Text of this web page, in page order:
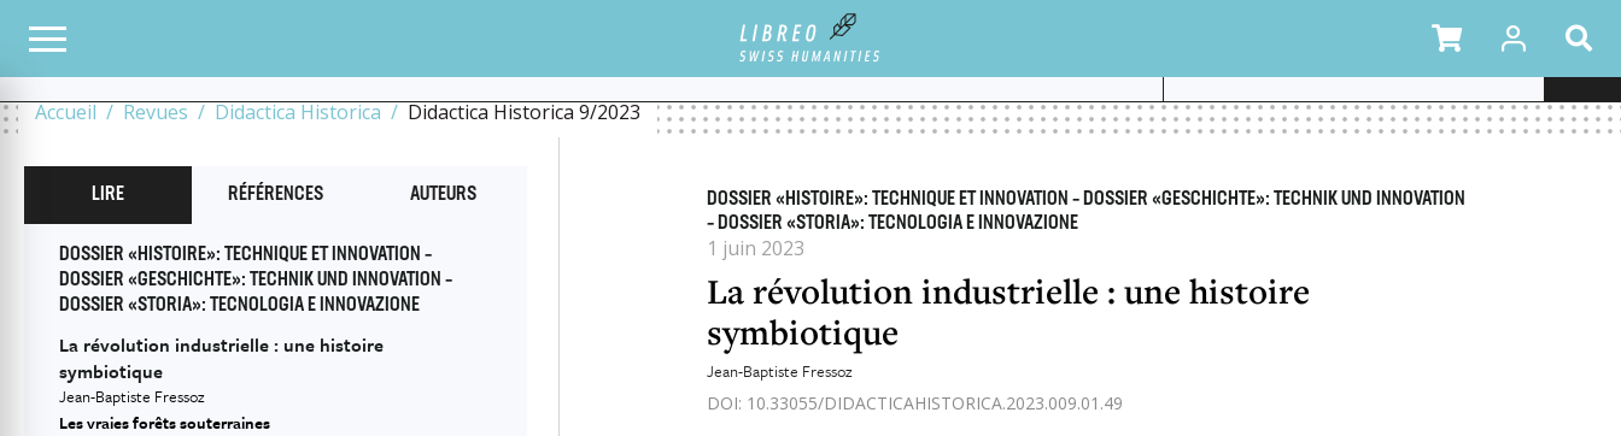
Accueil Revues Didactica Historica Didactica Historica 9/2023
TOUS LES NUMÉROS TECHNIQUE ET INNOVATION / TECHNIK UND INNOVATION / TECNOLOGIA E INNOVAZIONE
LA RÉVOLUTION INDUSTRIELLE : UNE HISTOIRE
DOSSIER «HISTOIRE»: TECHNIQUE ET INNOVATION – DOSSIER «GESCHICHTE»: TECHNIK UND INNOVATION
– DOSSIER «STORIA»: TECNOLOGIA E INNOVAZIONE
1 juin 2023
La révolution industrielle : une histoire
symbiotique
Jean-Baptiste Fressoz
DOI: 10.33055/DIDACTICAHISTORICA.2023.009.01.49
LIRE RÉFÉRENCES AUTEURS
DOSSIER «HISTOIRE»: TECHNIQUE ET INNOVATION –
DOSSIER «GESCHICHTE»: TECHNIK UND INNOVATION –
DOSSIER «STORIA»: TECNOLOGIA E INNOVAZIONE
La révolution industrielle : une histoire
symbiotique
Jean-Baptiste Fressoz
Les vraies forêts souterraines